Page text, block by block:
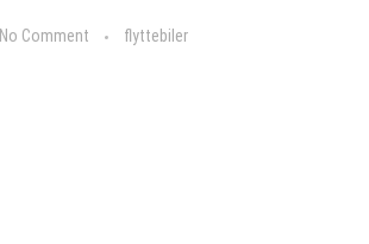
No Comment flyttebiler